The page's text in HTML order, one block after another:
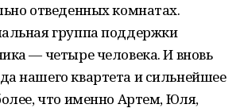
отведенных комнатах.
группа поддержки
— четыре человека. И вновь
нашего квартета и сильнейшее
что именно Артем, Юля,